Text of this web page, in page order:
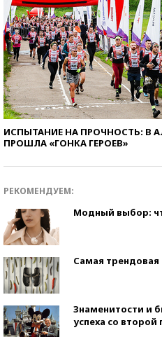
ИСПЫТАНИЕ НА ПРОЧНОСТЬ: В
ПРОШЛА «ГОНКА ГЕРОЕВ»
РЕКОМЕНДУЕМ:
Модный выбор:
Самая трендовая
Знаменитости и
успеха со второй